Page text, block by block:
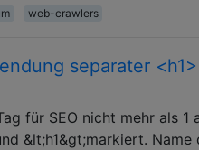
web-crawlers
separater
für SEO nicht mehr als
&lt;h1&gt;markiert.